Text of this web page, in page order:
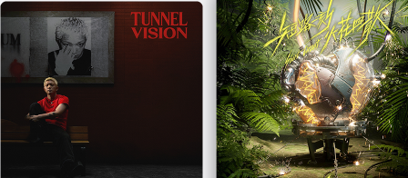
中
打
开)